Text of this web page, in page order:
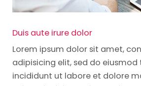
Duis aute irure dolor
Lorem ipsum dolor sit amet,
adipisicing elit, sed do
incididunt ut labore et dolore